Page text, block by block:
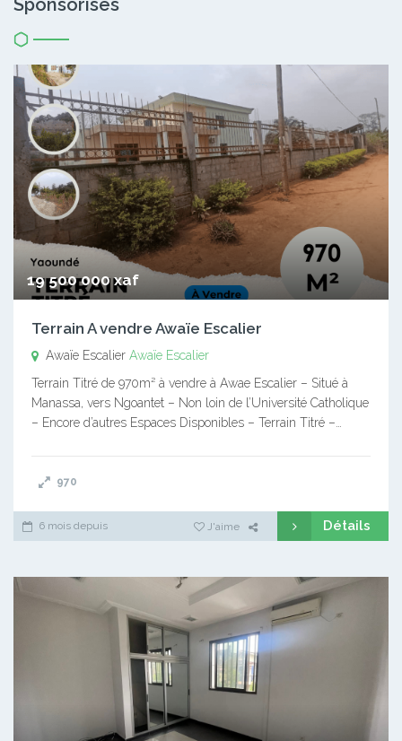
19 500 000 xaf
Terrain A vendre Awaïe Escalier
Awaïe Escalier Awaïe Escalier
Terrain Titré de 970m² à vendre à Awae Escalier – Situé à
Manassa, vers Ngoantet – Non loin de l’Université Catholique
– Encore d’autres Espaces Disponibles – Terrain Titré –…
970
6 mois depuis J'aime Détails